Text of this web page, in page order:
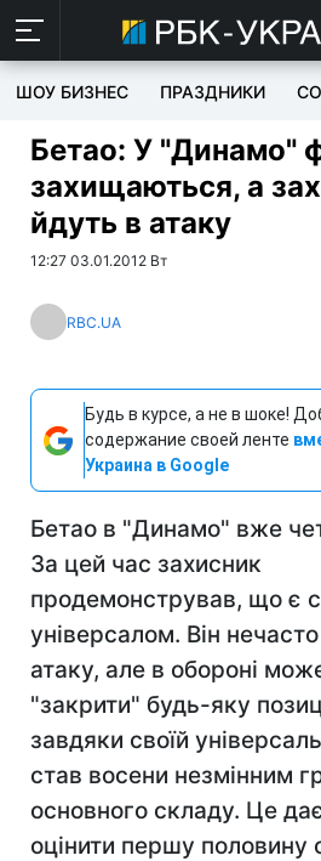
ШОУ БИЗНЕС ПРАЗДНИКИ
Бетао: У "Динамо"
захищаються, а
йдуть в атаку
12:27 03.01.2012 Вт
RBC.UA
Будь в курсе, а не в шоке!
содержание своей ленте
Украина в Google
Бетао в "Динамо" вже
За цей час захисник
продемонстрував, що є
універсалом. Він
атаку, але в обороні
"закрити" будь-яку
завдяки своїй
став восени незмінним
основного складу. Це
оцінити першу половину